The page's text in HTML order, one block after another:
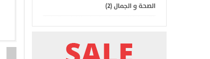
الصحة و الجمال (2)